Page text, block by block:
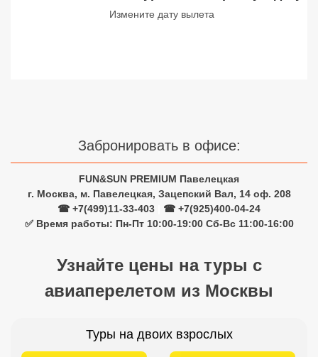
Измените дату вылета
Забронировать в офисе:
FUN&SUN PREMIUM Павелецкая
г. Москва, м. Павелецкая, Зацепский Вал, 14 оф. 208
☎ +7(499)11-33-403
☎ +7(925)400-04-24
✅ Время работы: Пн-Пт 10:00-19:00 Сб-Вс 11:00-16:00
Узнайте цены на туры с
авиаперелетом из Москвы
Туры на двоих взрослых
Сетевые отели Турции
Сетевые отели Шри Ланки
Сетевые отели Вьетнама
Сетевые отели Мальдив
Сетевые отели Бали